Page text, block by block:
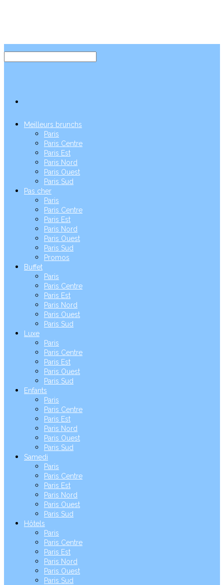
Meilleurs brunchs
Paris
Paris Centre
Paris Est
Paris Nord
Paris Ouest
Paris Sud
Pas cher
Paris
Paris Centre
Paris Est
Paris Nord
Paris Ouest
Paris Sud
Promos
Buffet
Paris
Paris Centre
Paris Est
Paris Nord
Paris Ouest
Paris Sud
Luxe
Paris
Paris Centre
Paris Est
Paris Ouest
Paris Sud
Enfants
Paris
Paris Centre
Paris Est
Paris Nord
Paris Ouest
Paris Sud
Samedi
Paris
Paris Centre
Paris Est
Paris Nord
Paris Ouest
Paris Sud
Hôtels
Paris
Paris Centre
Paris Est
Paris Nord
Paris Ouest
Paris Sud